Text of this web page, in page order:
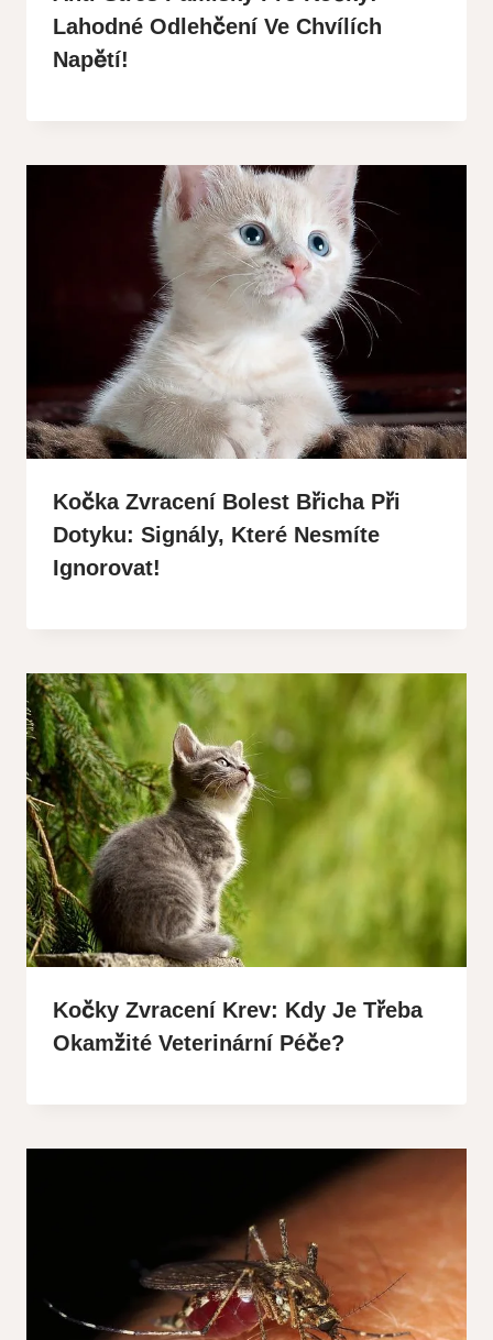
Lahodné Odlehčení Ve Chvílích
Napětí!
Kočka Zvracení Bolest Břicha Při
Dotyku: Signály, Které Nesmíte
Ignorovat!
Kočky Zvracení Krev: Kdy Je Třeba
Okamžité Veterinární Péče?